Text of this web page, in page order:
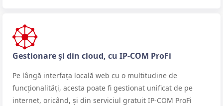
Gestionare și din cloud, cu IP-COM ProFi
Pe lângă interfața locală web cu o multitudine de
funcționalități, acesta poate fi gestionat unificat de pe
internet, oricând, și din serviciul gratuit IP-COM ProFi